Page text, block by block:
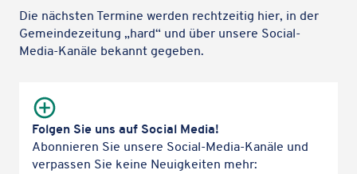
Die nächs­ten Termine werden recht­zei­tig hier, in der
Gemein­de­zei­tung „hard“ und über unsere Social-
Media-Kanäle bekannt gegeben.
Folgen Sie uns auf Social Media!
Abon­nie­ren Sie unsere Social-Media-Kanäle und
verpas­sen Sie keine Neuig­kei­ten mehr:
anzuzeigen. Genaue Infos finden Sie
Karte laden